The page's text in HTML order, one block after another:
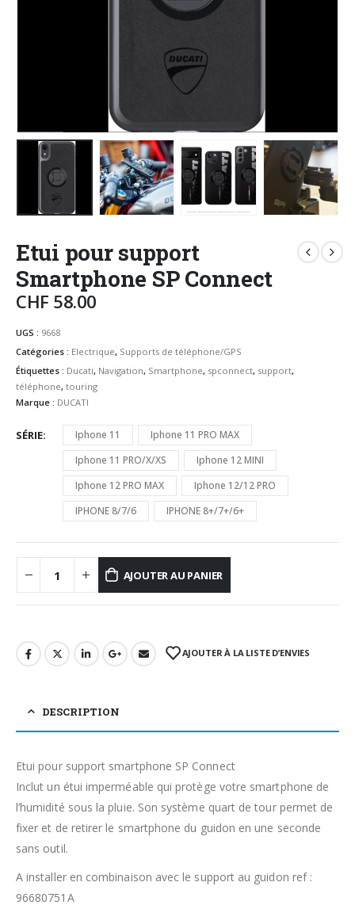
Etui pour support
Smartphone SP Connect
CHF 58.00
UGS : 9668
Catégories : Electrique, Supports de téléphone/GPS
Étiquettes : Ducati, Navigation, Smartphone, spconnect, support,
téléphone, touring
Marque : DUCATI
SÉRIE Iphone 11
Iphone 11 PRO MAX
Iphone 11 PRO/X/XS
Iphone 12 MINI
Iphone 12 PRO MAX
Iphone 12/12 PRO
IPHONE 8/7/6
IPHONE 8+/7+/6+
AJOUTER AU PANIER
AJOUTER À LA LISTE D’ENVIES
DESCRIPTION
Etui pour support smartphone SP Connect
Inclut un étui imperméable qui protège votre smartphone de
l’humidité sous la pluie. Son système quart de tour permet de
fixer et de retirer le smartphone du guidon en une seconde
sans outil.
A installer en combinaison avec le support au guidon ref :
96680751A